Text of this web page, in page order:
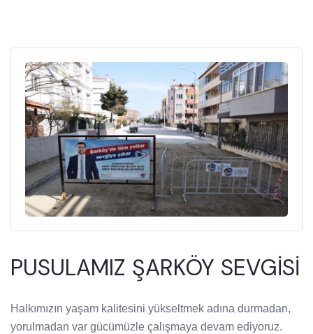
PUSULAMIZ ŞARKÖY SEVGİSİ
Halkımızın yaşam kalitesini yükseltmek adına durmadan,
yorulmadan var gücümüzle çalışmaya devam ediyoruz.